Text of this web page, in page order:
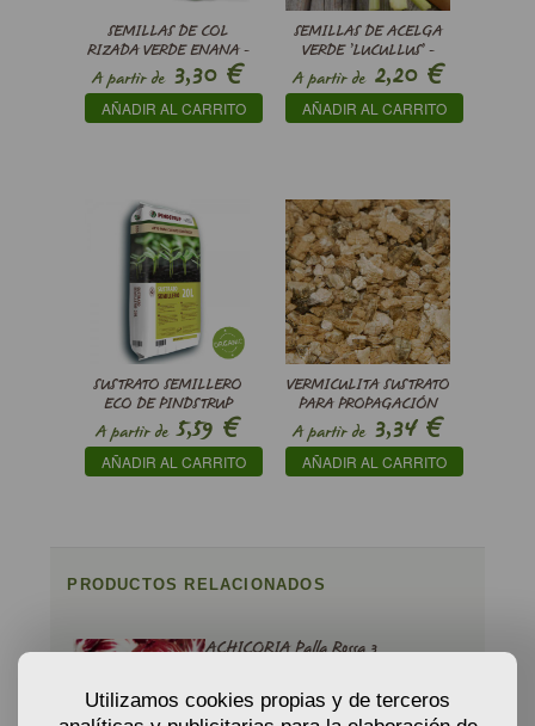
SEMILLAS DE COL
RIZADA VERDE ENANA -
KALE
A partir de3,30 €
AÑADIR AL CARRITO
SEMILLAS DE ACELGA
VERDE ’LUCULLUS’ -
BETA VULGARIS SUBSP.
CICLA VAR.
A partir de2,20€
AÑADIR AL CARRITO
SUSTRATO SEMILLERO
ECO DE PINDSTRUP
A partir de5,59 €
AÑADIR AL CARRITO
VERMICULITA SUSTRATO
PARA PROPAGACIÓN
A partir de3,34€
AÑADIR AL CARRITO
PRODUCTOS RELACIONADOS
ACHICORIA Palla Rossa 3
A partir de 2,20
Utilizamos cookies propias y de terceros